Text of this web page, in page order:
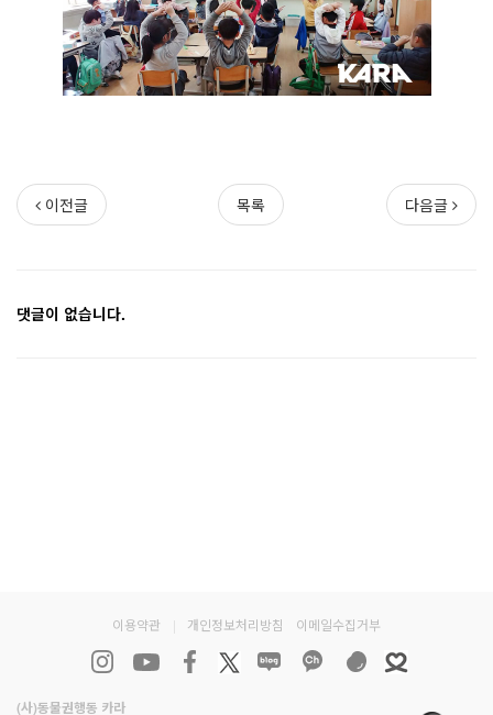
이전글 목록 다음글
댓글이 없습니다.
이용약관 개인정보처리방침 이메일수집거부
(사)동물권행동 카라